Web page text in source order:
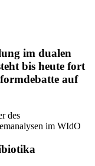
im dualen
bis heute fort
auf
des
im WIdO